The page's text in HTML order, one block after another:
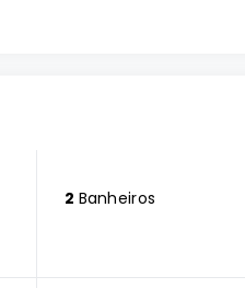
2 Banheiros